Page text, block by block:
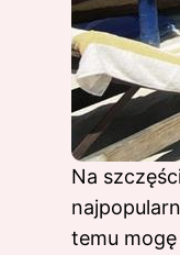
Na
temu